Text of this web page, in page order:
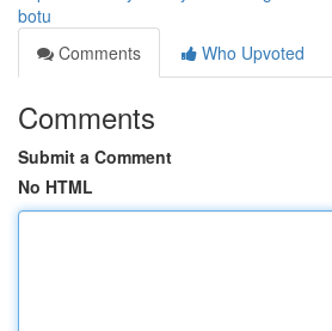
botu
Comments
Who Upvoted
Comments
Submit a Comment
No HTML